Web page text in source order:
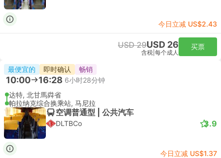
今日立减 US$2.43
USD 29USD 26
含税 每个成人
买票
最便宜的 即时确认 畅销
10:00 16:28 6小时28分钟
达特, 北甘馬粦省
帕拉纳克综合换乘站, 马尼拉
空调普通型 | 公共汽车
DLTBCo 3.9
今日立减 US$1.37